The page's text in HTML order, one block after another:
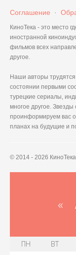
Соглашение ·
КиноТека - это место
иностранной
фильмов всех
другое.
Наши авторы
состоянии первыми
турецкие сериалы,
многое другое.
проинформируем вас
планах на будущие и
© 2014 - 2026
«
ПН ВТ